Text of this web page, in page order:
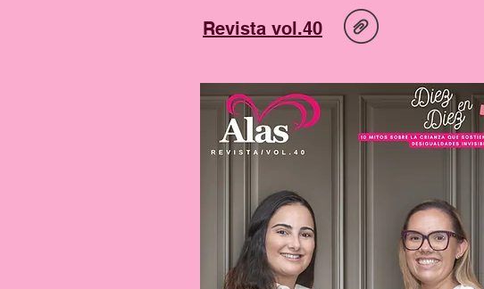
Revista vol.40